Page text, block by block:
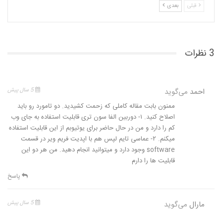
قبلی بعدی
3 نظرات
احمد می‌گوید 5 سال پیش
ممنون بابت مقاله کاملی که زحمت کشیدید. دو تامورد رو باید
اصلاح کنید. ۱- دوربین الفا سون تری قابلیت استفاده به جای وب
کم را دارد و من در حال حاضر برای یوتیوبم از این قابلیت استفاده
میکنم. ۲- عماسی تایم لپس هم با اپدیت فریم ویر در قسمت
software وجود دارد و میتوانید انجام دهید. من هر دو این
قابلیت ها را دارم
پاسخ
مارال می‌گوید 5 سال پیش